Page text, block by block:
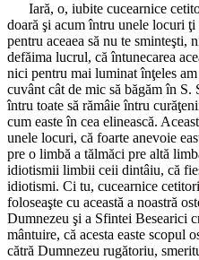
Iară, o, iubite cucearnice
doară şi acum întru unele locuri
pentru aceaea să nu te sminteşti,
defăima lucrul, că întunecarea
nici pentru mai luminat înţeles
cuvânt cât de mic să băgăm în
întru toate să rămâie întru
cum easte în cea elinească.
unele locuri, că foarte anevoie
pre o limbă a tălmăci pre altă
idiotismii limbii ceii dintâiu, că
idiotismi. Ci tu, cucearnice
foloseaşte cu această a noastră
Dumnezeu şi a Sfintei Besearici
mântuire, că acesta easte scopul
cătră Dumnezeu rugătoriu,